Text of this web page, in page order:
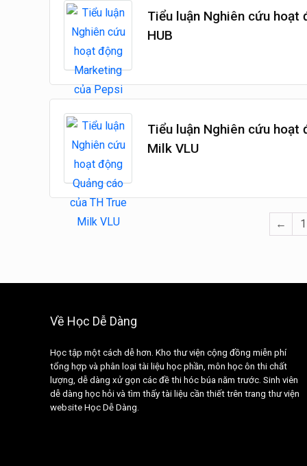
Tiểu luận Nghiên cứu
HUB
Tiểu luận Nghiên cứu hoạt
Milk VLU
← 1
Về Học Dễ Dàng
Học tập một cách dễ hơn. Kho thư viện cộng đồng miễn phí
tổng hợp và phân loại tài liệu học phần, môn học ôn thi chất
lượng, dễ dàng xử gọn các đề thi hóc búa năm trước. Sinh viên
dễ dàng học hỏi và tìm thấy tài liệu cần thiết trên trang thư viện
website Học Dễ Dàng.